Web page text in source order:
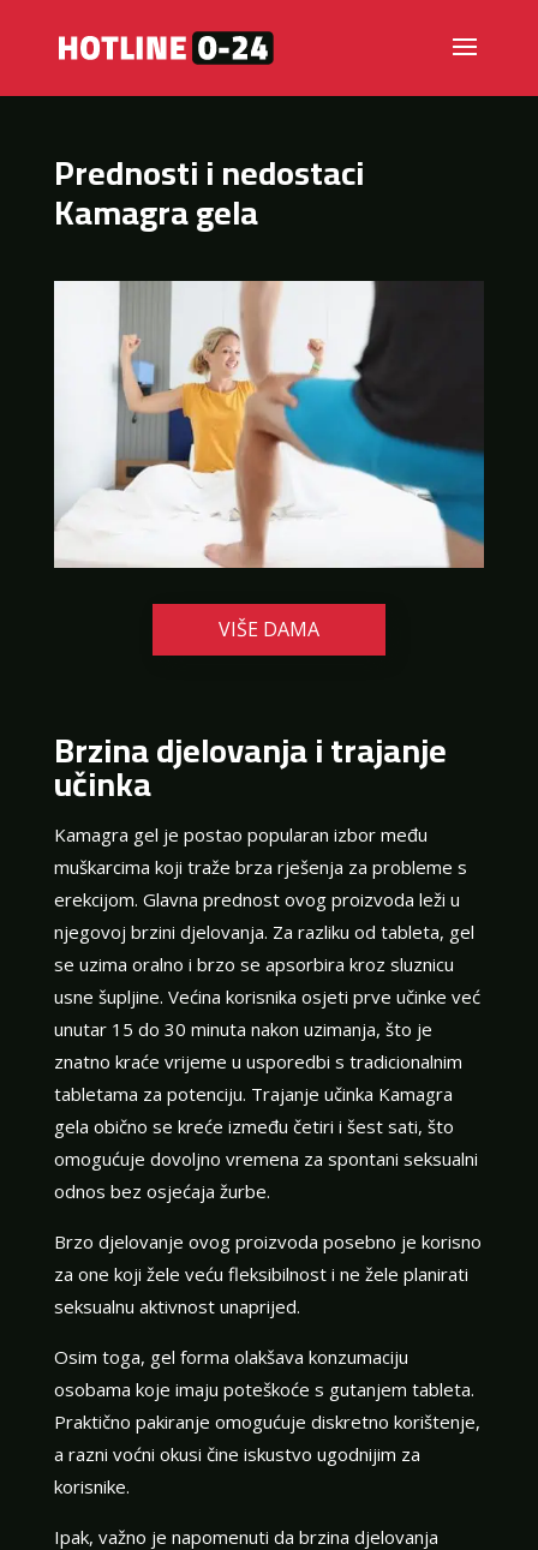
Prednosti i nedostaci
Kamagra gela
VIŠE DAMA
Brzina djelovanja i trajanje
učinka
Kamagra gel je postao popularan izbor među
muškarcima koji traže brza rješenja za probleme s
erekcijom. Glavna prednost ovog proizvoda leži u
njegovoj brzini djelovanja. Za razliku od tableta, gel
se uzima oralno i brzo se apsorbira kroz sluznicu
usne šupljine. Većina korisnika osjeti prve učinke već
unutar 15 do 30 minuta nakon uzimanja, što je
znatno kraće vrijeme u usporedbi s tradicionalnim
tabletama za potenciju. Trajanje učinka Kamagra
gela obično se kreće između četiri i šest sati, što
omogućuje dovoljno vremena za spontani seksualni
odnos bez osjećaja žurbe.
Brzo djelovanje ovog proizvoda posebno je korisno
za one koji žele veću fleksibilnost i ne žele planirati
seksualnu aktivnost unaprijed.
Osim toga, gel forma olakšava konzumaciju
osobama koje imaju poteškoće s gutanjem tableta.
Praktično pakiranje omogućuje diskretno korištenje,
a razni voćni okusi čine iskustvo ugodnijim za
korisnike.
Ipak, važno je napomenuti da brzina djelovanja